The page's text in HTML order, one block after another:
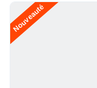
Nouveauté